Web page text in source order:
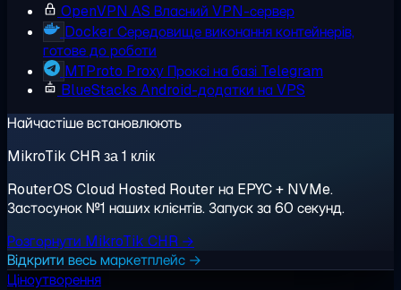
OpenVPN AS Власний VPN-сервер
Docker Середовище виконання контейнерів,
готове до роботи
MTProto Proxy Проксі на базі Telegram
BlueStacks Android-додатки на VPS
Найчастіше встановлюють
MikroTik CHR за 1 клік
RouterOS Cloud Hosted Router на EPYC + NVMe.
Застосунок №1 наших клієнтів. Запуск за 60 секунд.
Розгорнути MikroTik CHR →
Відкрити весь маркетплейс →
Ціноутворення